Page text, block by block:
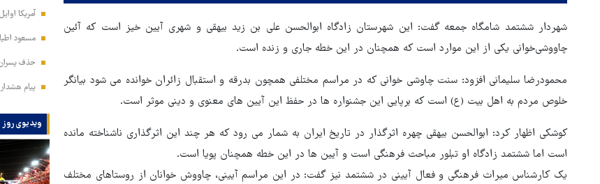
شهردار ششتمد شامگاه جمعه گفت: این شهرستان زادگاه ابوالحسن علی بن زید بیهقی و شهری آیین خیز است که آئین
چاووشی‌خوانی یکی از این موارد است که همچنان در این خطه جاری و زنده است.
محمودرضا سلیمانی افزود: سنت چاوشی خوانی که در مراسم مختلفی همچون بدرقه و استقبال زائران خوانده می شود بیانگر
خلوص مردم به اهل بیت (ع) است که برپایی این جشنواره ها در حفظ این آیین های معنوی و دینی موثر است.
کوشکی اظهار کرد: ابوالحسن بیهقی چهره اثرگذار در تاریخ ایران به شمار می رود که هر چند این اثرگذاری ناشناخته مانده
است اما ششتمد زادگاه او تبلور مباحث فرهنگی است و آیین ها در این خطه همچنان پویا است.
یک کارشناس میراث فرهنگی و فعال آیینی در ششتمد نیز گفت: در این مراسم آیینی، چاووش خوانان از روستاهای مختلف
آمریکا
مسعود
حذف
پیام
ویدیوی روز